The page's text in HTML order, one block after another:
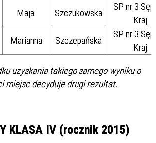
Maja Szczukowska
SP nr 3
Kraj.
Marianna Szczepańska
SP nr 3
Kraj.
uzyskania takiego samego wyniku o
miejsc decyduje drugi rezultat.
KLASA IV (rocznik 2015)